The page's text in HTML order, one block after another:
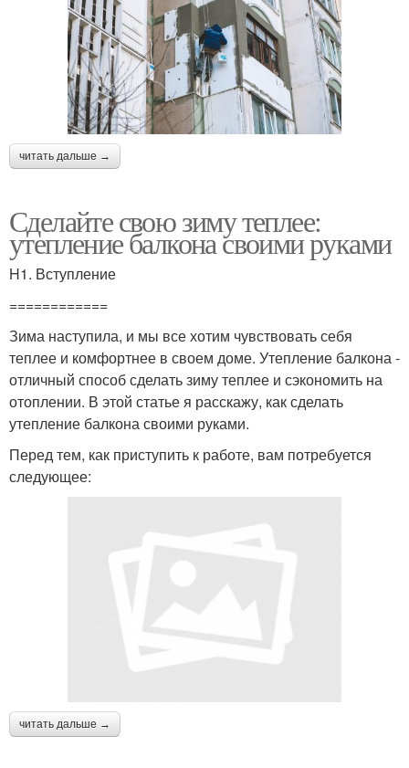
читать дальше →
Сделайте свою зиму теплее:
утепление балкона своими руками
H1. Вступление
============
Зима наступила, и мы все хотим чувствовать себя
теплее и комфортнее в своем доме. Утепление балкона -
отличный способ сделать зиму теплее и сэкономить на
отоплении. В этой статье я расскажу, как сделать
утепление балкона своими руками.
Перед тем, как приступить к работе, вам потребуется
следующее:
читать дальше →